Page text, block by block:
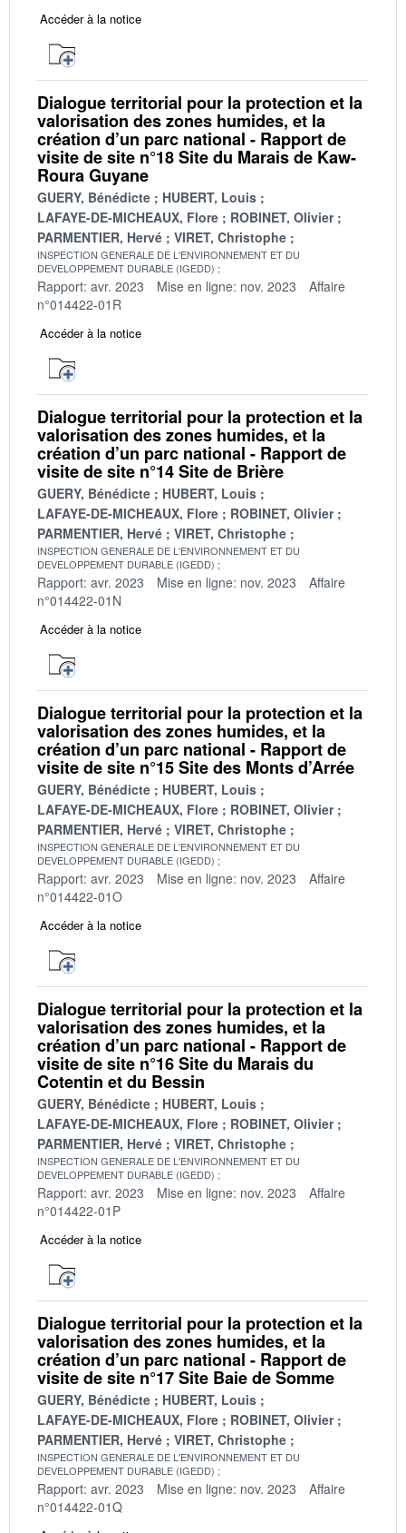
Accéder à la notice
Dialogue territorial pour la protection et la
valorisation des zones humides, et la
création d’un parc national - Rapport de
visite de site n°18 Site du Marais de Kaw-
Roura Guyane
GUERY, Bénédicte
HUBERT, Louis
LAFAYE-DE-MICHEAUX, Flore
ROBINET, Olivier
PARMENTIER, Hervé
VIRET, Christophe
INSPECTION GENERALE DE L'ENVIRONNEMENT ET DU
DEVELOPPEMENT DURABLE (IGEDD)
Rapport: avr. 2023 Mise en ligne: nov. 2023
Affaire
n°014422-01R
Accéder à la notice
Dialogue territorial pour la protection et la
valorisation des zones humides, et la
création d’un parc national - Rapport de
visite de site n°14 Site de Brière
GUERY, Bénédicte
HUBERT, Louis
LAFAYE-DE-MICHEAUX, Flore
ROBINET, Olivier
PARMENTIER, Hervé
VIRET, Christophe
INSPECTION GENERALE DE L'ENVIRONNEMENT ET DU
DEVELOPPEMENT DURABLE (IGEDD)
Rapport: avr. 2023 Mise en ligne: nov. 2023
Affaire
n°014422-01N
Accéder à la notice
Dialogue territorial pour la protection et la
valorisation des zones humides, et la
création d’un parc national - Rapport de
visite de site n°15 Site des Monts d’Arrée
GUERY, Bénédicte
HUBERT, Louis
LAFAYE-DE-MICHEAUX, Flore
ROBINET, Olivier
PARMENTIER, Hervé
VIRET, Christophe
INSPECTION GENERALE DE L'ENVIRONNEMENT ET DU
DEVELOPPEMENT DURABLE (IGEDD)
Rapport: avr. 2023 Mise en ligne: nov. 2023
Affaire
n°014422-01O
Accéder à la notice
Dialogue territorial pour la protection et la
valorisation des zones humides, et la
création d’un parc national - Rapport de
visite de site n°16 Site du Marais du
Cotentin et du Bessin
GUERY, Bénédicte
HUBERT, Louis
LAFAYE-DE-MICHEAUX, Flore
ROBINET, Olivier
PARMENTIER, Hervé
VIRET, Christophe
INSPECTION GENERALE DE L'ENVIRONNEMENT ET DU
DEVELOPPEMENT DURABLE (IGEDD)
Rapport: avr. 2023 Mise en ligne: nov. 2023
Affaire
n°014422-01P
Accéder à la notice
Dialogue territorial pour la protection et la
valorisation des zones humides, et la
création d’un parc national - Rapport de
visite de site n°17 Site Baie de Somme
GUERY, Bénédicte
HUBERT, Louis
LAFAYE-DE-MICHEAUX, Flore
ROBINET, Olivier
PARMENTIER, Hervé
VIRET, Christophe
INSPECTION GENERALE DE L'ENVIRONNEMENT ET DU
DEVELOPPEMENT DURABLE (IGEDD)
Rapport: avr. 2023 Mise en ligne: nov. 2023
Affaire
n°014422-01Q